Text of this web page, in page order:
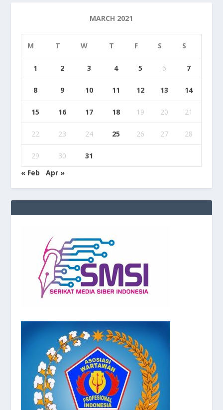
MARCH 2021
M T W T F S S
1 2 3 4 5 6 7
8 9 10 11 12 13 14
15 16 17 18 19 20 21
22 23 24 25 26 27 28
29 30
31
« Feb
Apr »